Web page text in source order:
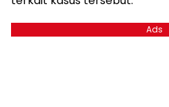
Ads